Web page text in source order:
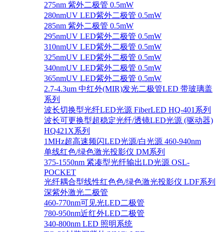
275nm 紫外二极管 0.5mW
280nmUV LED紫外二极管 0.5mW
285nm 紫外二极管 0.5mW
295nmUV LED紫外二极管 0.5mW
310nmUV LED紫外二极管 0.5mW
325nmUV LED紫外二极管 0.5mW
340nmUV LED紫外二极管 0.5mW
365nmUV LED紫外二极管 0.5mW
2.7-4.3um 中红外(MIR)发光二极管LED 带玻璃盖
系列
波长切换型光纤LED光源 FiberLED HQ-401系列
波长可更换型超稳定光纤/透镜LED光源 (驱动器)
HQ421X系列
1MHz超高速频闪LED光源/白光源 460-940nm
单线红色/绿色激光投影仪 DM系列
375-1550nm 紧凑型光纤输出LD光源 OSL-
POCKET
光纤耦合型线性红色色/绿色激光投影仪 LDF系列
深紫外激光二极管
460-770nm可见光LED二极管
780-950nm近红外LED二极管
340-800nm LED 照明系统